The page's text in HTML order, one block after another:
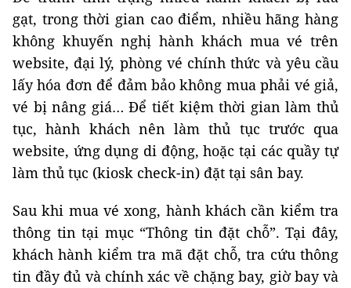
gạt, trong thời gian cao điểm, nhiều hãng hàng
không khuyến nghị hành khách mua vé trên
website, đại lý, phòng vé chính thức và yêu cầu
lấy hóa đơn để đảm bảo không mua phải vé giả,
vé bị nâng giá… Để tiết kiệm thời gian làm thủ
tục, hành khách nên làm thủ tục trước qua
website, ứng dụng di động, hoặc tại các quầy tự
làm thủ tục (kiosk check-in) đặt tại sân bay.
Sau khi mua vé xong, hành khách cần kiểm tra
thông tin tại mục “Thông tin đặt chỗ”. Tại đây,
khách hành kiểm tra mã đặt chỗ, tra cứu thông
tin đầy đủ và chính xác về chặng bay, giờ bay và